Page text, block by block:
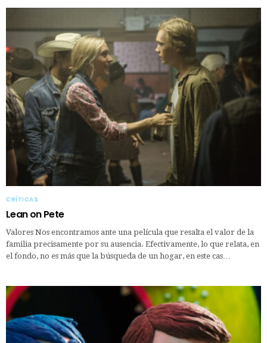
CRÍTICAS
Lean on Pete
Valores Nos encontramos ante una película que resalta el valor de la
familia precisamente por su ausencia. Efectivamente, lo que relata, en
el fondo, no es más que la búsqueda de un hogar, en este cas…